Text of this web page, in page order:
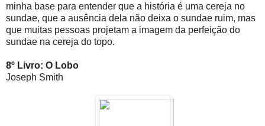
minha base para entender que a história é uma cereja no
sundae, que a ausência dela não deixa o sundae ruim, mas
que muitas pessoas projetam a imagem da perfeição do
sundae na cereja do topo.
8º Livro: O Lobo
Joseph Smith